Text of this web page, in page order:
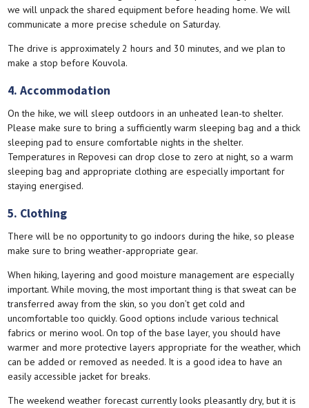
we will unpack the shared equipment before heading home. We will
communicate a more precise schedule on Saturday.
The drive is approximately 2 hours and 30 minutes, and we plan to
make a stop before Kouvola.
4. Accommodation
On the hike, we will sleep outdoors in an unheated lean-to shelter.
Please make sure to bring a sufficiently warm sleeping bag and a thick
sleeping pad to ensure comfortable nights in the shelter.
Temperatures in Repovesi can drop close to zero at night, so a warm
sleeping bag and appropriate clothing are especially important for
staying energised.
5. Clothing
There will be no opportunity to go indoors during the hike, so please
make sure to bring weather-appropriate gear.
When hiking, layering and good moisture management are especially
important. While moving, the most important thing is that sweat can be
transferred away from the skin, so you don’t get cold and
uncomfortable too quickly. Good options include various technical
fabrics or merino wool. On top of the base layer, you should have
warmer and more protective layers appropriate for the weather, which
can be added or removed as needed. It is a good idea to have an
easily accessible jacket for breaks.
The weekend weather forecast currently looks pleasantly dry, but it is